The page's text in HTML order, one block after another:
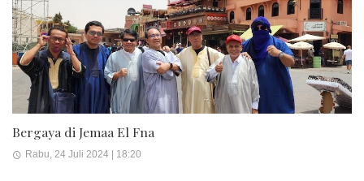
Bergaya di Jemaa El Fna
Rabu, 24 Juli 2024 | 18:20